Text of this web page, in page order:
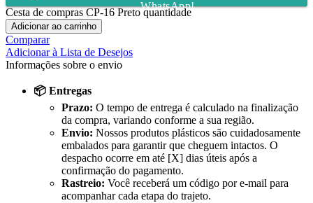
WhatsApp!
Cesta de compras CP-16 Preto quantidade
Adicionar ao carrinho
Comparar
Adicionar à Lista de Desejos
Informações sobre o envio
📦 Entregas
Prazo: O tempo de entrega é calculado na finalização
da compra, variando conforme a sua região.
Envio: Nossos produtos plásticos são cuidadosamente
embalados para garantir que cheguem intactos. O
despacho ocorre em até [X] dias úteis após a
confirmação do pagamento.
Rastreio: Você receberá um código por e-mail para
acompanhar cada etapa do trajeto.